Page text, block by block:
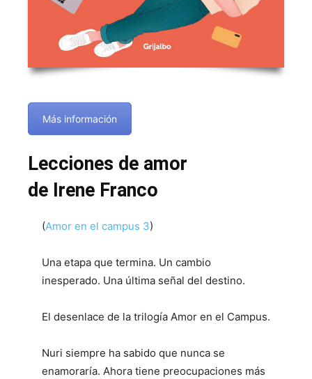
Más información
Lecciones de amor
de Irene Franco
(Amor en el campus 3)
Una etapa que termina. Un cambio
inesperado. Una última señal del destino.
El desenlace de la trilogía Amor en el Campus.
Nuri siempre ha sabido que nunca se
enamoraría. Ahora tiene preocupaciones más